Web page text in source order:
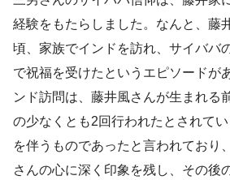
経験をもたらしました。なんと、藤
頃、家族でインドを訪れ、サイババ
で祝福を受けたというエピソードが
ンド訪問は、藤井風さんが生まれる
の少なくとも2回行われたとされて
を伴うものであったと言われており
さんの心に深く印象を残し、その後